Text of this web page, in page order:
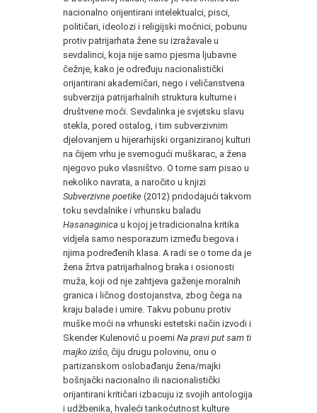
nacionalno orijentirani intelektualci, pisci,
političari, ideolozi i religijski moćnici, pobunu
protiv patrijarhata žene su izražavale u
sevdalinci, koja nije samo pjesma ljubavne
čežnje, kako je određuju nacionalistički
orijantirani akademičari, nego i veličanstvena
subverzija patrijarhalnih struktura kulturne i
društvene moći. Sevdalinka je svjetsku slavu
stekla, pored ostalog, i tim subverzivnim
djelovanjem u hijerarhijski organiziranoj kulturi
na čijem vrhu je svemogući muškarac, a žena
njegovo puko vlasništvo. O tome sam pisao u
nekoliko navrata, a naročito u knjizi
Subverzivne poetike (2012) pridodajući takvom
toku sevdalnike i vrhunsku baladu
Hasanaginica u kojoj je tradicionalna kritika
vidjela samo nesporazum između begova i
njima podređenih klasa. A radi se o tome da je
žena žrtva patrijarhalnog braka i osionosti
muža, koji od nje zahtjeva gaženje moralnih
granica i ličnog dostojanstva, zbog čega na
kraju balade i umire. Takvu pobunu protiv
muške moći na vrhunski estetski način izvodi i
Skender Kulenović u poemi Na pravi put sam ti
majko izišo, čiju drugu polovinu, onu o
partizanskom oslobađanju žena/majki
bošnjački nacionalno ili nacionalistički
orijantirani kritičari izbacuju iz svojih antologija
i udžbenika, hvaleći tankoćutnost kulture